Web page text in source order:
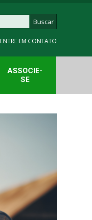
ENTRE EM CONTATO
ASSOCIE-
SE